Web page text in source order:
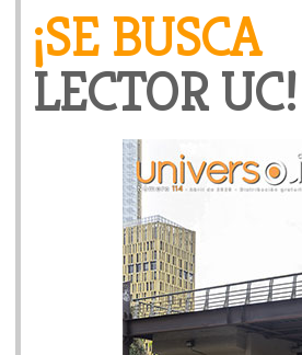
¡SE BUSCA
LECTOR UC!